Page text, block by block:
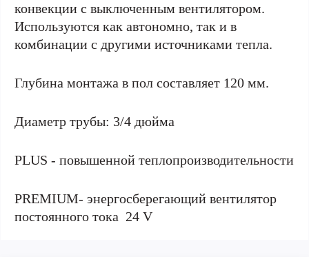
конвекции с выключенным вентилятором.
Используются как автономно, так и в
комбинации с другими источниками тепла.
Глубина монтажа в пол составляет 120 мм.
Диаметр трубы: 3/4 дюйма
PLUS - повышенной теплопроизводительности
PREMIUM- энергосберегающий вентилятор
постоянного тока 24 V